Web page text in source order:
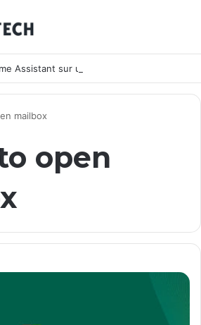
Assistant sur un NAS Synology
mailbox
open